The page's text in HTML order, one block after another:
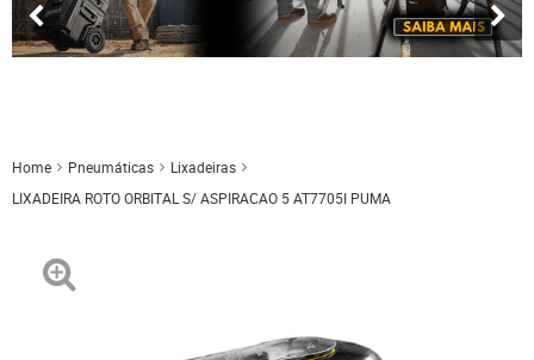
Home Pneumáticas
Lixadeiras
LIXADEIRA ROTO ORBITAL S/ ASPIRACAO 5 AT7705I PUMA